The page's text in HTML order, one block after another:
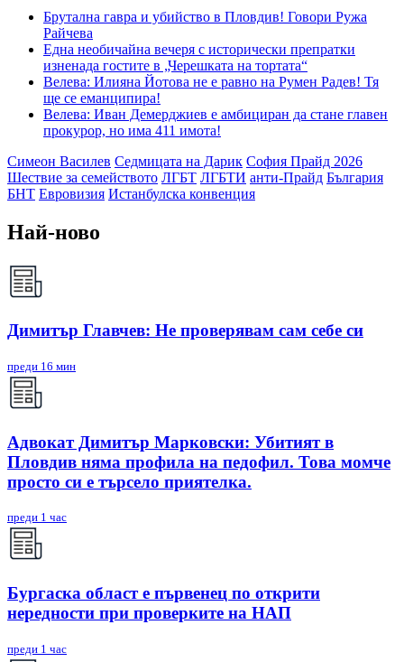
Брутална гавра и убийство в Пловдив! Говори Ружа
Райчева
Една необичайна вечеря с исторически препратки
изненада гостите в „Черешката на тортата“
Велева: Илияна Йотова не е равно на Румен Радев! Тя
ще се еманципира!
Велева: Иван Демерджиев е амбициран да стане главен
прокурор, но има 411 имота!
Симеон Василев Седмицата на Дарик София Прайд 2026
Шествие за семейството ЛГБТ ЛГБТИ анти-Прайд България
БНТ Евровизия Истанбулска конвенция
Най-ново
Димитър Главчев: Не проверявам сам себе си
преди 16 мин
Адвокат Димитър Марковски: Убитият в
Пловдив няма профила на педофил. Това момче
просто си е търсело приятелка.
преди 1 час
Бургаска област е първенец по открити
нередности при проверките на НАП
преди 1 час